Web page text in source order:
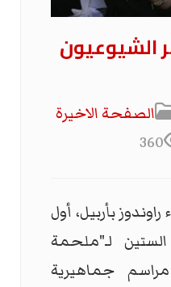
الشيوعيون
الصفحة الاخیرة
360
بأربيل، أول
الستين لـ"ملحمة
جماهيرية